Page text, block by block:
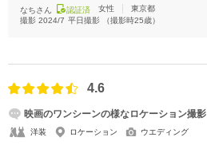
なちさん 認証済 女性
東京都
撮影 2024/7 平日撮影 （撮影時25歳）
4.6
映画のワンシーンの様なロケーション撮影
洋装 ロケーション ウエディング